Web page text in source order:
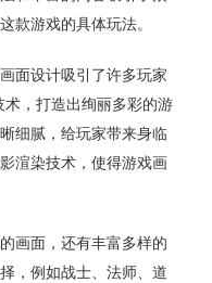
款游戏的具体玩法。
面设计吸引了许多玩家
，打造出绚丽多彩的游
细腻，给玩家带来身临
渲染技术，使得游戏画
画面，还有丰富多样的
，例如战士、法师、道